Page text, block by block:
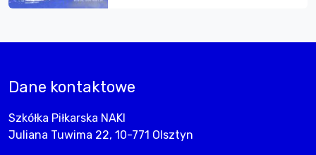
Dane kontaktowe
Szkółka Piłkarska NAKI
Juliana Tuwima 22, 10-771 Olsztyn